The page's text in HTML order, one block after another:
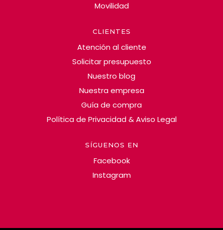
Movilidad
CLIENTES
Atención al cliente
Solicitar presupuesto
Nuestro blog
Nuestra empresa
Guía de compra
Política de Privacidad & Aviso Legal
SÍGUENOS EN
Facebook
Instagram